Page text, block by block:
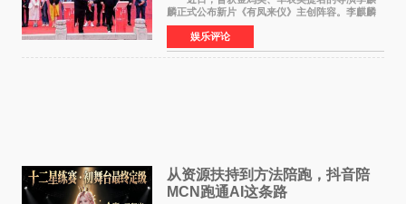
麟正式公布新片《有凤来仪》主创阵容。李麒麟
早年凭电影《华容道》获得金鸡奖、华表奖提
名，此后长期参与国内外电影制作，其担任制片
人参与的作品亦曾
娱乐评论
从资源扶持到方法陪跑，抖音陪
MCN跑通AI这条路